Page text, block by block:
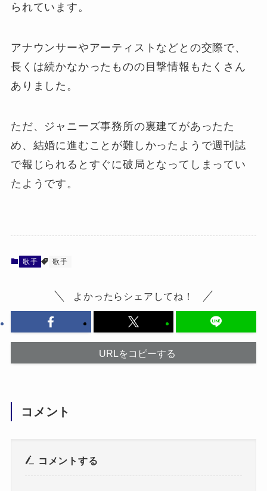
られています。
アナウンサーやアーティストなどとの交際で、
長くは続かなかったものの目撃情報もたくさん
ありました。
ただ、ジャニーズ事務所の裏建てがあったた
め、結婚に進むことが難しかったようで週刊誌
で報じられるとすぐに破局となってしまってい
たようです。
歌手 歌手
よかったらシェアしてね！
URLをコピーする
コメント
コメントする